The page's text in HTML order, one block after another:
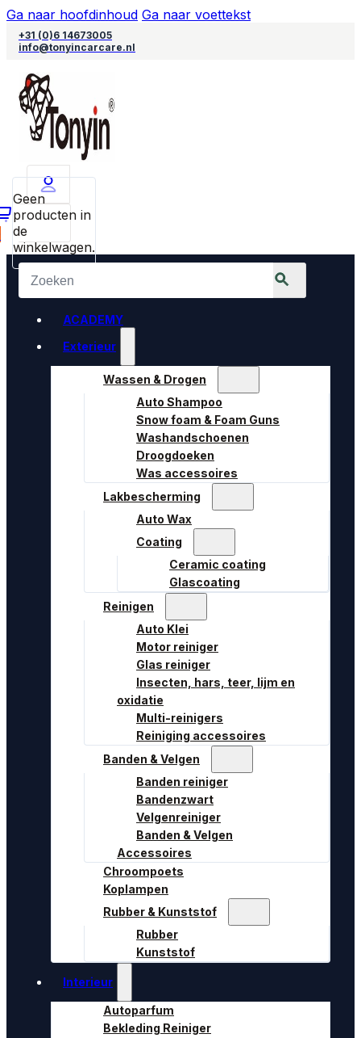
Ga naar hoofdinhoud Ga naar voettekst
+31 (0)6 14673005
info@tonyincarcare.nl
Geen
producten in
de
winkelwagen.
ACADEMY
Exterieur
Wassen & Drogen
Auto Shampoo
Snow foam & Foam Guns
Washandschoenen
Droogdoeken
Was accessoires
Lakbescherming
Auto Wax
Coating
Ceramic coating
Glascoating
Reinigen
Auto Klei
Motor reiniger
Glas reiniger
Insecten, hars, teer, lijm en
oxidatie
Multi-reinigers
Reiniging accessoires
Banden & Velgen
Banden reiniger
Bandenzwart
Velgenreiniger
Banden & Velgen
Accessoires
Chroompoets
Koplampen
Rubber & Kunststof
Rubber
Kunststof
Interieur
Autoparfum
Bekleding Reiniger